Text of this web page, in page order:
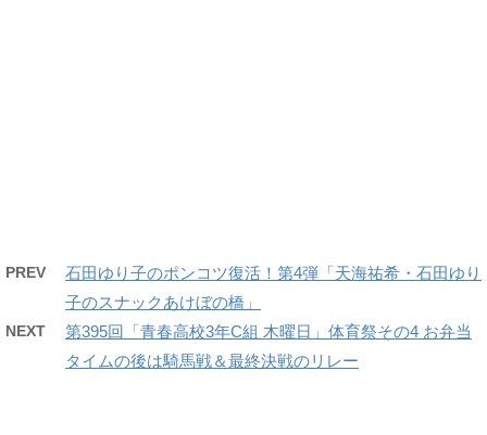
PREV
石田ゆり子のポンコツ復活！第4弾「天海祐希・石田ゆり
子のスナックあけぼの橋」
NEXT
第395回「青春高校3年C組 木曜日」体育祭その4 お弁当
タイムの後は騎馬戦＆最終決戦のリレー